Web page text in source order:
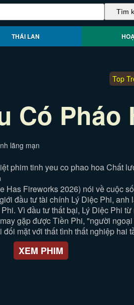
THÁI LAN
Top
Có Pháo
lãng mạn
phim tinh yeu co phao hoa Chất
Has Fireworks 2026) nói về cuộc
đầu tư tài chính Lý Diệc Phi, anh
Vì đầu tư thất bại, Lý Diệc Phi
gặp được Tiền Phi, "người
mặt với thất tình thất nghiệp hai
XEM PHIM